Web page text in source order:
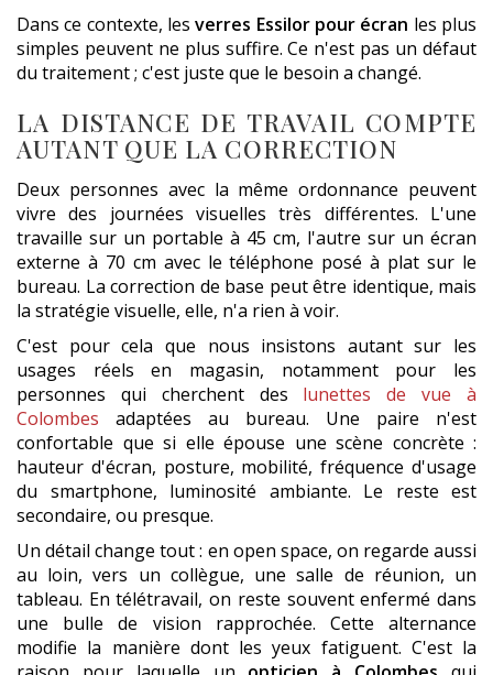
Dans ce contexte, lesverres Essilor pour écran les plus
simples peuvent ne plus suffire. Ce n'est pas un défaut
du traitement ; c'est juste que le besoin a changé.
LA DISTANCE DE TRAVAIL COMPTE
AUTANT QUE LA CORRECTION
Deux personnes avec la même ordonnance peuvent
vivre des journées visuelles très différentes. L'une
travaille sur un portable à 45 cm, l'autre sur un écran
externe à 70 cm avec le téléphone posé à plat sur le
bureau. La correction de base peut être identique, mais
la stratégie visuelle, elle, n'a rien à voir.
C'est pour cela que nous insistons autant sur les
usages réels en magasin, notamment pour les
personnes qui cherchent des lunettes de vue à
Colombes adaptées au bureau. Une paire n'est
confortable que si elle épouse une scène concrète :
hauteur d'écran, posture, mobilité, fréquence d'usage
du smartphone, luminosité ambiante. Le reste est
secondaire, ou presque.
Un détail change tout : en open space, on regarde aussi
au loin, vers un collègue, une salle de réunion, un
tableau. En télétravail, on reste souvent enfermé dans
une bulle de vision rapprochée. Cette alternance
modifie la manière dont les yeux fatiguent. C'est la